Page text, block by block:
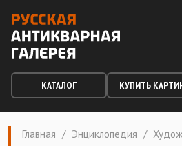
КАТАЛОГ КУПИТЬ
Главная / Энциклопедия /